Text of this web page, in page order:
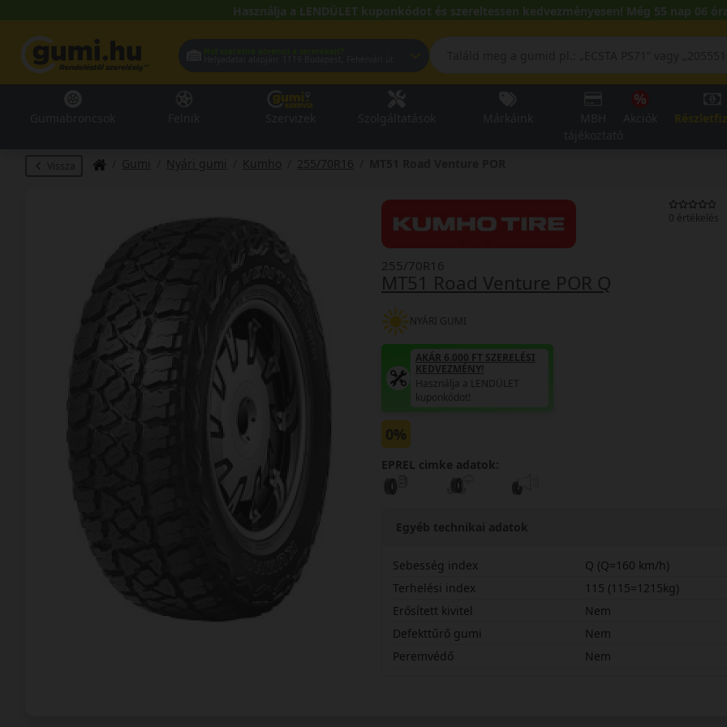
Használja a LENDÜLET kuponkódot és szereltessen kedvezményesen! Még 55 nap 06
Vissza Gumi Nyári gumi Kumho 255/70R16
0 értékelés
MT51 Road Venture POR Q
255/70R16
NYÁRI GUMI
AKÁR 6.000 FT SZERELÉSI
KEDVEZMÉNY!
Használja a LENDÜLET
kuponkódot!
0%
EPREL cimke adatok:
Egyéb technikai adatok
Sebesség index
Q (Q=160 km/h)
Terhelési index
115 (115=1215kg)
Erősített kivitel
Nem
Defekttűrő gumi
Nem
Peremvédő
Nem